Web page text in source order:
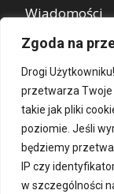
Zgoda na
Drogi
przetwarza Twoje
takie jak pliki
poziomie. Jeśli
będziemy
IP czy
w szczególności
Wiadomości
REKLAMA